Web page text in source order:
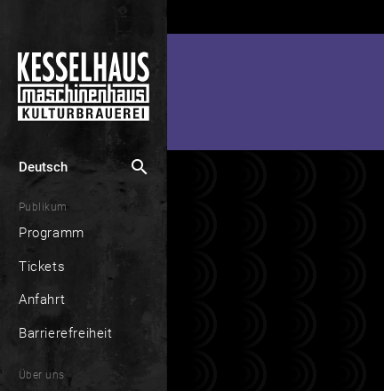
Deutsch search
Publikum
Programm
Tickets
Anfahrt
Barrierefreiheit
Über uns